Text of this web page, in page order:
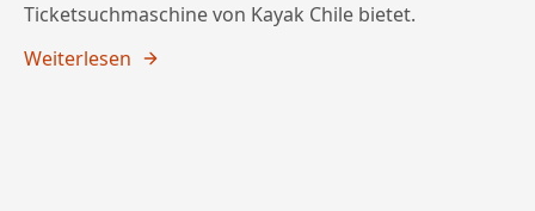
Ticketsuchmaschine von Kayak Chile bietet.
Weiterlesen